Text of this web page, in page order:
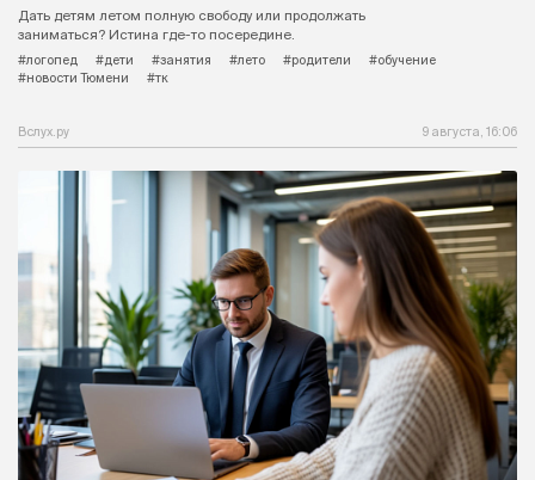
Дать детям летом полную свободу или продолжать
заниматься? Истина где-то посередине.
#логопед
#дети #занятия #лето #родители
#обучение
#новости Тюмени
#тк
Вслух.ру 9 августа, 16:06